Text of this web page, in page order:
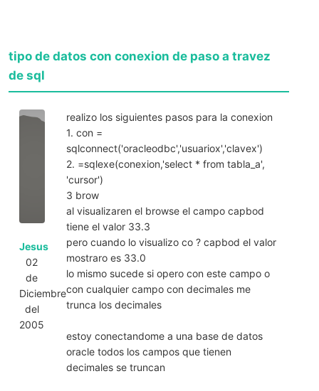
tipo de datos con conexion de paso a travez
de sql
Jesus
02
de
Diciembre
del
2005
realizo los siguientes pasos para la conexion
1. con =
sqlconnect('oracleodbc','usuariox','clavex')
2. =sqlexe(conexion,'select * from tabla_a',
'cursor')
3 brow
al visualizaren el browse el campo capbod
tiene el valor 33.3
pero cuando lo visualizo co ? capbod el valor
mostraro es 33.0
lo mismo sucede si opero con este campo o
con cualquier campo con decimales me
trunca los decimales
estoy conectandome a una base de datos
oracle todos los campos que tienen
decimales se truncan